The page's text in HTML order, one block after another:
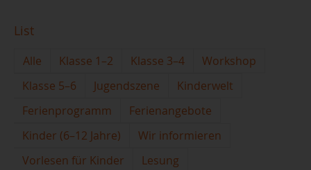
List
Alle Klasse 1–2 Klasse 3–4
Workshop
Klasse 5–6
Jugendszene
Kinderwelt
Ferienprogramm
Ferienangebote
Kinder (6–12 Jahre)
Wir informieren
Vorlesen für Kinder
Lesung